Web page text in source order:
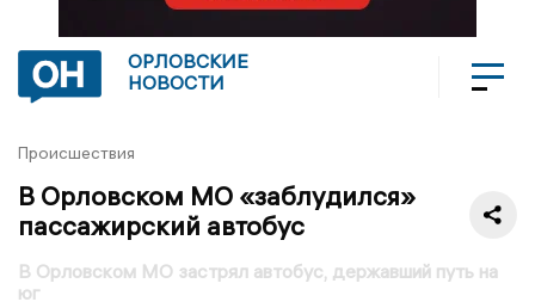
ОРЛОВСКИЕ
НОВОСТИ
Происшествия
В Орловском МО «заблудился»
пассажирский автобус
В Орловском МО застрял автобус, державший путь на
юг